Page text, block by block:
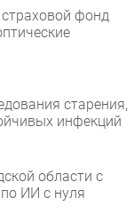
фонд
старения,
инфекций
области с
ИИ с нуля